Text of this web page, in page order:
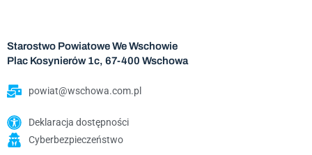
Starostwo Powiatowe We Wschowie
Plac Kosynierów 1c, 67-400 Wschowa
powiat@wschowa.com.pl
Deklaracja dostępności
Cyberbezpieczeństwo